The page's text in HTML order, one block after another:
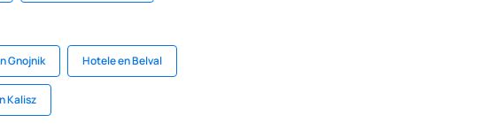
Gnojnik Hotele en Belval
Kalisz